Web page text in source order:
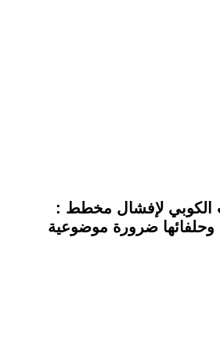
: التضامن مع الشعب الكوبي لإفشال مخطط
وحلفائها ضرورة موضوعية